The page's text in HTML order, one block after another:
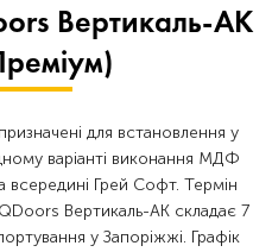
Вертикаль-АК
для встановлення у
варіанті виконання МДФ
всередині Грей Софт. Термін
Вертикаль-АК складає 7
у Запоріжжі. Графік